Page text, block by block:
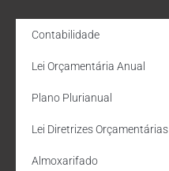
Contabilidade
Lei Orçamentária Anual
Plano Plurianual
Lei Diretrizes Orçamentárias
Almoxarifado